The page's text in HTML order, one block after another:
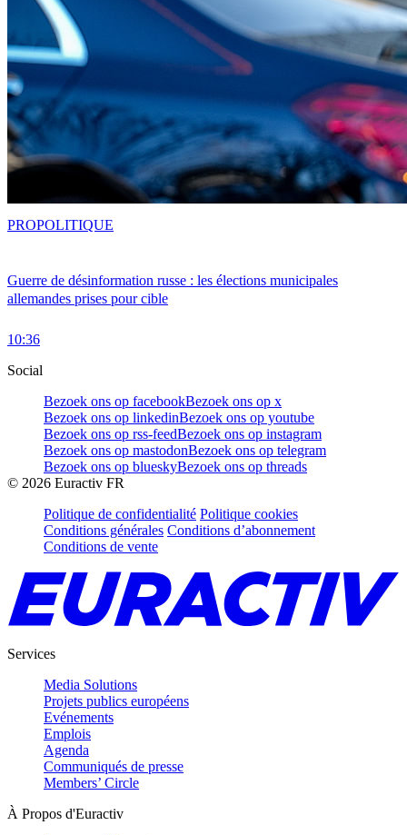
Guerre de désinformation russe : les élections municipales
allemandes prises pour cible
10:36
PROPOLITIQUE
Social
Bezoek ons op facebookBezoek ons op x
Bezoek ons op linkedinBezoek ons op youtube
Bezoek ons op rss-feedBezoek ons op instagram
Bezoek ons op mastodonBezoek ons op telegram
Bezoek ons op blueskyBezoek ons op threads
© 2026 Euractiv FR
Politique de confidentialité Politique cookies
Conditions générales Conditions d’abonnement
Conditions de vente
Services
Media Solutions
Projets publics européens
Evénements
Emplois
Agenda
Communiqués de presse
Members’ Circle
À Propos d'Euractiv